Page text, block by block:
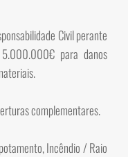
Civil perante
para danos
complementares.
Incêndio / Raio